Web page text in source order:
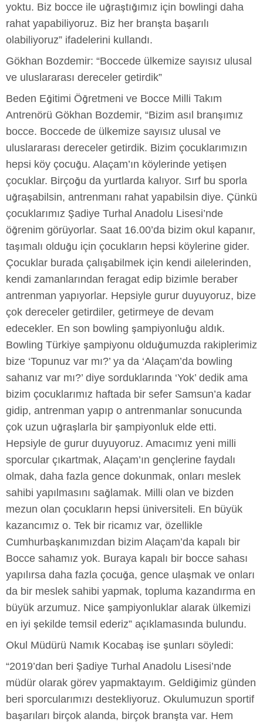
yoktu. Biz bocce ile uğraştığımız için bowlingi daha
rahat yapabiliyoruz. Biz her branşta başarılı
olabiliyoruz” ifadelerini kullandı.
Gökhan Bozdemir: “Boccede ülkemize sayısız ulusal
ve uluslararası dereceler getirdik”
Beden Eğitimi Öğretmeni ve Bocce Milli Takım
Antrenörü Gökhan Bozdemir, “Bizim asıl branşımız
bocce. Boccede de ülkemize sayısız ulusal ve
uluslararası dereceler getirdik. Bizim çocuklarımızın
hepsi köy çocuğu. Alaçam’ın köylerinde yetişen
çocuklar. Birçoğu da yurtlarda kalıyor. Sırf bu sporla
uğraşabilsin, antrenmanı rahat yapabilsin diye. Çünkü
çocuklarımız Şadiye Turhal Anadolu Lisesi’nde
öğrenim görüyorlar. Saat 16.00’da bizim okul kapanır,
taşımalı olduğu için çocukların hepsi köylerine gider.
Çocuklar burada çalışabilmek için kendi ailelerinden,
kendi zamanlarından feragat edip bizimle beraber
antrenman yapıyorlar. Hepsiyle gurur duyuyoruz, bize
çok dereceler getirdiler, getirmeye de devam
edecekler. En son bowling şampiyonluğu aldık.
Bowling Türkiye şampiyonu olduğumuzda rakiplerimiz
bize ‘Topunuz var mı?’ ya da ‘Alaçam’da bowling
sahanız var mı?’ diye sorduklarında ‘Yok’ dedik ama
bizim çocuklarımız haftada bir sefer Samsun’a kadar
gidip, antrenman yapıp o antrenmanlar sonucunda
çok uzun uğraşlarla bir şampiyonluk elde etti.
Hepsiyle de gurur duyuyoruz. Amacımız yeni milli
sporcular çıkartmak, Alaçam’ın gençlerine faydalı
olmak, daha fazla gence dokunmak, onları meslek
sahibi yapılmasını sağlamak. Milli olan ve bizden
mezun olan çocukların hepsi üniversiteli. En büyük
kazancımız o. Tek bir ricamız var, özellikle
Cumhurbaşkanımızdan bizim Alaçam’da kapalı bir
Bocce sahamız yok. Buraya kapalı bir bocce sahası
yapılırsa daha fazla çocuğa, gence ulaşmak ve onları
da bir meslek sahibi yapmak, topluma kazandırma en
büyük arzumuz. Nice şampiyonluklar alarak ülkemizi
en iyi şekilde temsil ederiz” açıklamasında bulundu.
Okul Müdürü Namık Kocabaş ise şunları söyledi:
“2019’dan beri Şadiye Turhal Anadolu Lisesi’nde
müdür olarak görev yapmaktayım. Geldiğimiz günden
beri sporcularımızı destekliyoruz. Okulumuzun sportif
başarıları birçok alanda, birçok branşta var. Hem